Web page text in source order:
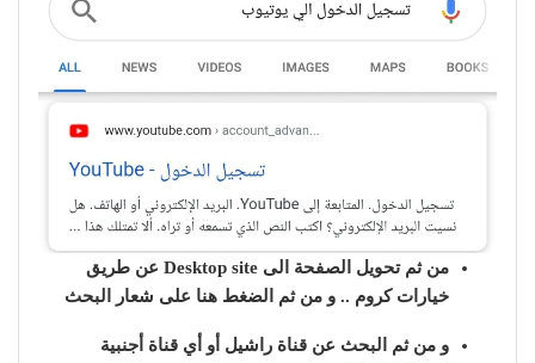
من ثم تحويل الصفحة الى Desktop site عن طريق
خيارات كروم .. و من ثم الضغط هنا على شعار البحث
و من ثم البحث عن قناة راشيل أو أي قناة أجنبية